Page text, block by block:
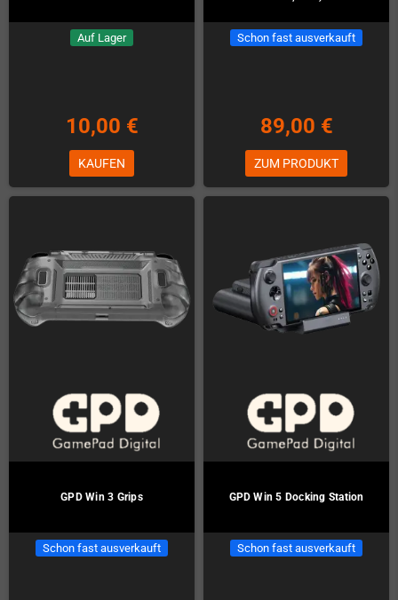
Auf Lager
10,00 €
KAUFEN
Schon fast ausverkauft
89,00 €
ZUM PRODUKT
GPD Win 3 Grips
Schon fast ausverkauft
GPD Win 5 Docking Station
Schon fast ausverkauft